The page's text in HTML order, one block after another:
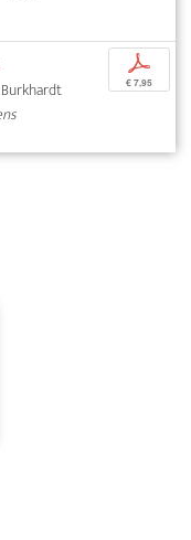
Burkhardt
p
€ 7,95